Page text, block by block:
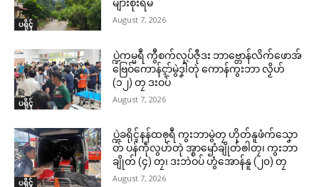
ပရိုၚ်
များစိုးရိမ်
August 7, 2026
ပရိုၚ်
ပ္ဍဲကမ္မရဳ ကွဳစက်လုပ်ဇီုဒး ဘာဗ္တောန်လိက်ဖောအ်
ဗြေဝ်ကောန်ၚာ်မွဲဒၞါဲတုဲ ကောန်ကွးဘာ လၟိဟ်
(၁၂) တၠ ဒးဝပ်
August 7, 2026
ပရိုၚ်
ပ္ဍဲခရိုၚ်နန်ထၜုရဳ ကွးဘာမွဲတၠ ဟိုတ်နူဖံက်သၞော
တ် ပန်ကဵုလွဟ်တုဲ အ္စာၝောံချိုတ်ၜါတၠ၊ ကွးဘာ
ချိုတ် (၄) တၠ၊ ဒးဘဲဝပ် ဟွံအောန်နူ (၂၀) တၠ
August 7, 2026